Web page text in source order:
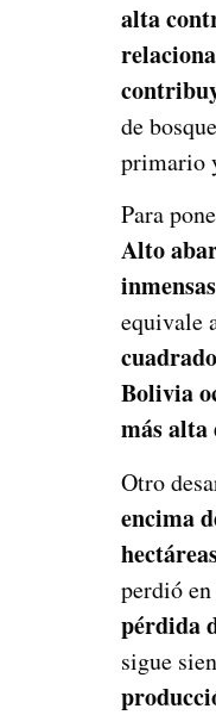
alta
de
primario
Para
Alto
equivale
Bolivia
más alta
Otro
encima
perdió
pérdida
sigue